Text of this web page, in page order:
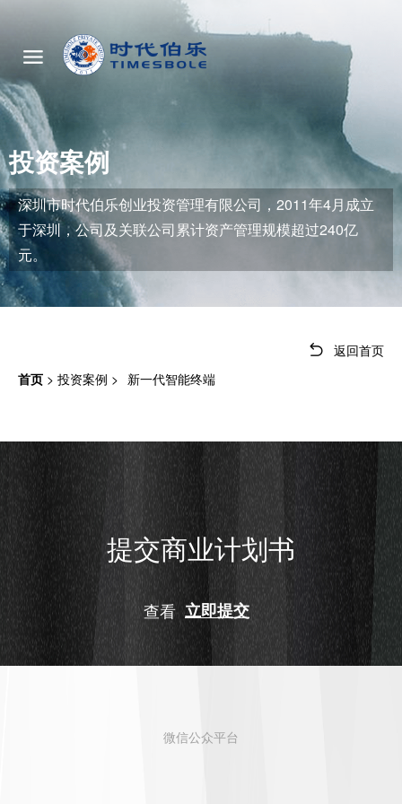
投资案例
深圳市时代伯乐创业投资管理有限公司，2011年4月成立
于深圳，公司及关联公司累计资产管理规模超过240亿
元。
首页 > 投资案例 > 新一代智能终端
返回首页
提交商业计划书
查看 立即提交
微信公众平台